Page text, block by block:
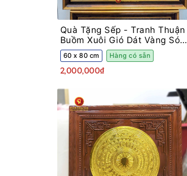
Quà Tặng Sếp -Tranh Thuận
Buồm Xuôi Gió Dát Vàng Sóng
Bạc
60 x 80 cm Hàng có sẵn
2,000,000₫